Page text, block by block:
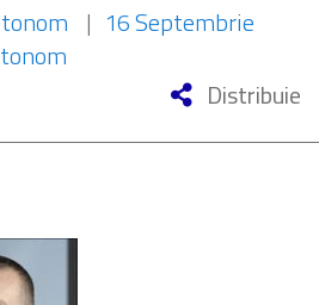
| 16 Septembrie
Distribuie